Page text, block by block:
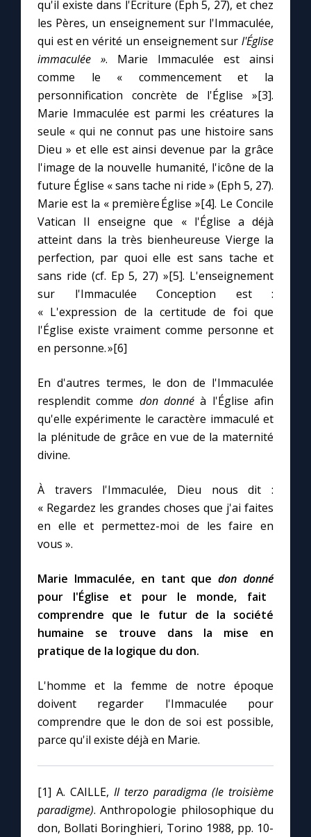
qu'il existe dans l'Écriture (Eph 5, 27), et chez
les Pères, un enseignement sur l'Immaculée,
qui est en vérité un enseignement sur l'Église
immaculée ». Marie Immaculée est ainsi
comme le « commencement et la
personnification concrète de l'Église »[3].
Marie Immaculée est parmi les créatures la
seule « qui ne connut pas une histoire sans
Dieu » et elle est ainsi devenue par la grâce
l'image de la nouvelle humanité, l'icône de la
future Église « sans tache ni ride » (Eph 5, 27).
Marie est la « première Église »[4]. Le Concile
Vatican II enseigne que « l'Église a déjà
atteint dans la très bienheureuse Vierge la
perfection, par quoi elle est sans tache et
sans ride (cf. Ep 5, 27) »[5]. L'enseignement
sur l'Immaculée Conception est :
« L'expression de la certitude de foi que
l'Église existe vraiment comme personne et
en personne. »[6]
En d'autres termes, le don de l'Immaculée
resplendit comme don donné à l'Église afin
qu'elle expérimente le caractère immaculé et
la plénitude de grâce en vue de la maternité
divine.
À travers l'Immaculée, Dieu nous dit :
« Regardez les grandes choses que j'ai faites
en elle et permettez-moi de les faire en
vous ».
Marie Immaculée, en tant quedon donné
pour l'Église et pour le monde, fait
comprendre que le futur de la société
humaine se trouve dans la mise en
pratique de la logique du don.
L'homme et la femme de notre époque
doivent regarder l'Immaculée pour
comprendre que le don de soi est possible,
parce qu'il existe déjà en Marie.
[1] A. CAILLE, Il terzo paradigma (le troisième
paradigme). Anthropologie philosophique du
don, Bollati Boringhieri, Torino 1988, pp. 10-